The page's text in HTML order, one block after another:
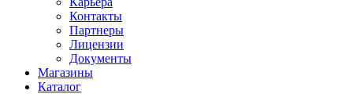
Контакты
Партнеры
Лицензии
Документы
Магазины
Каталог